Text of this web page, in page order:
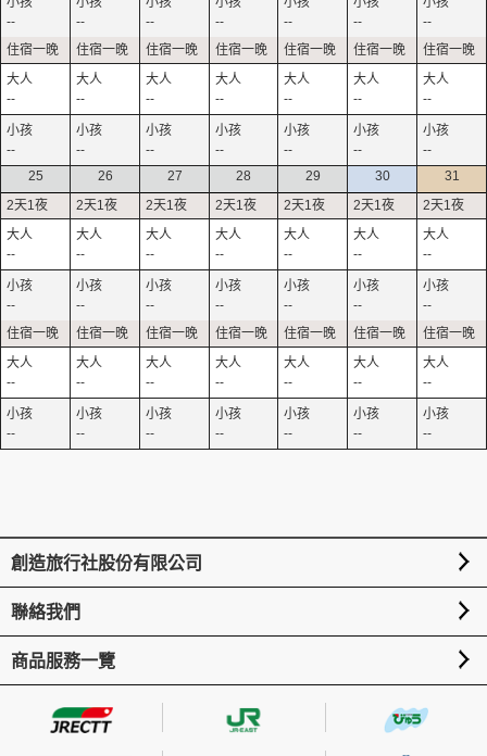
--
--
--
--
--
--
--
--
--
--
--
--
--
--
--
--
--
--
--
--
--
25
--
--
--
--
26
--
--
--
--
27
--
--
--
--
28
--
--
--
--
29
--
--
--
--
30
--
--
--
--
31
--
--
--
--
創造旅行社股份有限公司
聯絡我們
商品服務一覽